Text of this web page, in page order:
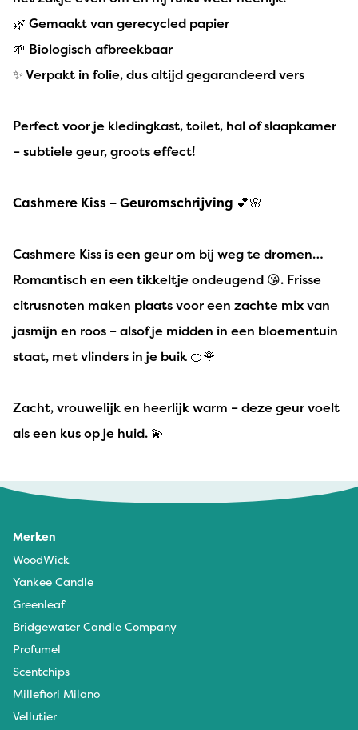
🌿 Gemaakt van gerecycled papier
🌱 Biologisch afbreekbaar
✨ Verpakt in folie, dus altijd gegarandeerd vers
Perfect voor je kledingkast, toilet, hal of slaapkamer
– subtiele geur, groots effect!
Cashmere Kiss – Geuromschrijving 💕🌸
Cashmere Kiss is een geur om bij weg te dromen…
Romantisch en een tikkeltje ondeugend 😘. Frisse
citrusnoten maken plaats voor een zachte mix van
jasmijn en roos – alsof je midden in een bloementuin
staat, met vlinders in je buik 🍊🌹
Zacht, vrouwelijk en heerlijk warm – deze geur voelt
als een kus op je huid. 💫
Merken
WoodWick
Yankee Candle
Greenleaf
Bridgewater Candle Company
Profumel
Scentchips
Millefiori Milano
Vellutier